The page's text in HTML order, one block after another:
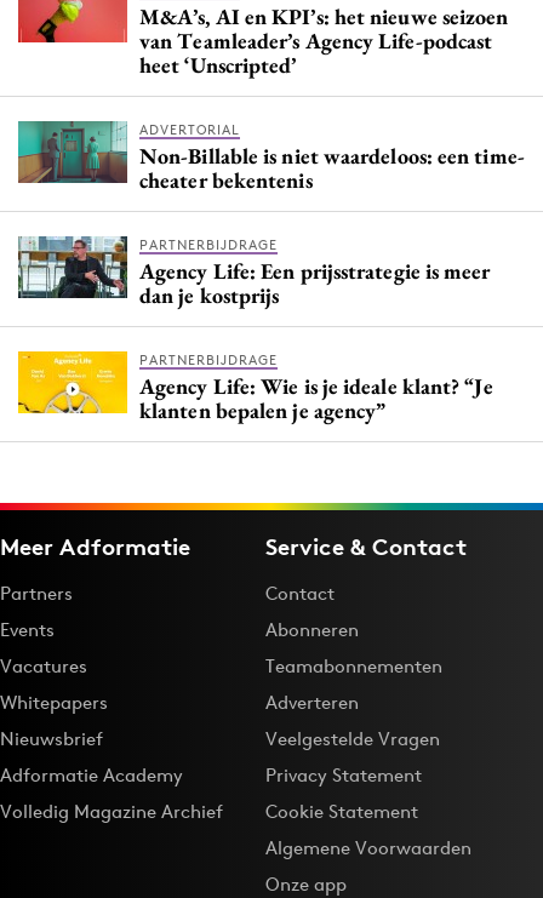
M&A’s, AI en KPI’s: het nieuwe seizoen
van Teamleader’s Agency Life-podcast
heet ‘Unscripted’
ADVERTORIAL
Non-Billable is niet waardeloos: een time-
cheater bekentenis
PARTNERBIJDRAGE
Agency Life: Een prijsstrategie is meer
dan je kostprijs
PARTNERBIJDRAGE
Agency Life: Wie is je ideale klant? “Je
klanten bepalen je agency”
Meer Adformatie
Partners
Events
Vacatures
Whitepapers
Nieuwsbrief
Adformatie Academy
Volledig Magazine Archief
Service & Contact
Contact
Abonneren
Teamabonnementen
Adverteren
Veelgestelde Vragen
Privacy Statement
Cookie Statement
Algemene Voorwaarden
Onze app